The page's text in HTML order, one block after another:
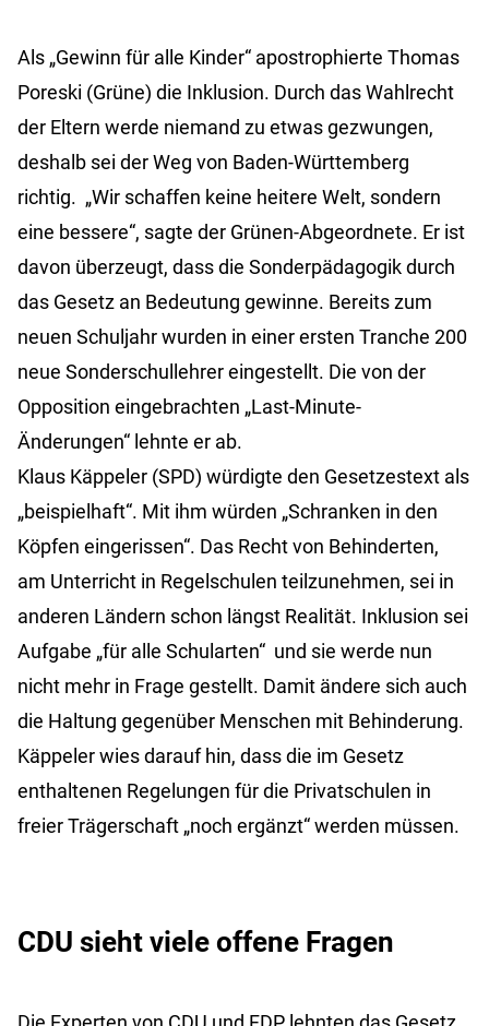
Als „Gewinn für alle Kinder“ apostrophierte Thomas
Poreski (Grüne) die Inklusion. Durch das Wahlrecht
der Eltern werde niemand zu etwas gezwungen,
deshalb sei der Weg von Baden-Württemberg
richtig. „Wir schaffen keine heitere Welt, sondern
eine bessere“, sagte der Grünen-Abgeordnete. Er ist
davon überzeugt, dass die Sonderpädagogik durch
das Gesetz an Bedeutung gewinne. Bereits zum
neuen Schuljahr wurden in einer ersten Tranche 200
neue Sonderschullehrer eingestellt. Die von der
Opposition eingebrachten „Last-Minute-
Änderungen“ lehnte er ab.
Klaus Käppeler (SPD) würdigte den Gesetzestext als
„beispielhaft“. Mit ihm würden „Schranken in den
Köpfen eingerissen“. Das Recht von Behinderten,
am Unterricht in Regelschulen teilzunehmen, sei in
anderen Ländern schon längst Realität. Inklusion sei
Aufgabe „für alle Schularten“ und sie werde nun
nicht mehr in Frage gestellt. Damit ändere sich auch
die Haltung gegenüber Menschen mit Behinderung.
Käppeler wies darauf hin, dass die im Gesetz
enthaltenen Regelungen für die Privatschulen in
freier Trägerschaft „noch ergänzt“ werden müssen.
CDU sieht viele offene Fragen